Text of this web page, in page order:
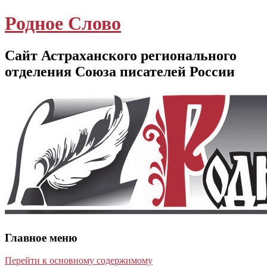
Родное Слово
Сайт Астраханского регионального
отделения Союза писателей России
Главное меню
Перейти к основному содержимому